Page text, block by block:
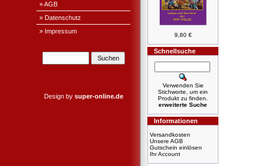
» AGB
» Datenschutz
» Impressum
Design by super-online.de
9,80 €
Schnellsuche
Verwenden Sie
Stichworte, um ein
Produkt zu finden.
erweiterte Suche
Informationen
Versandkosten
Unsere AGB
Gutschein einlösen
Ihr Account